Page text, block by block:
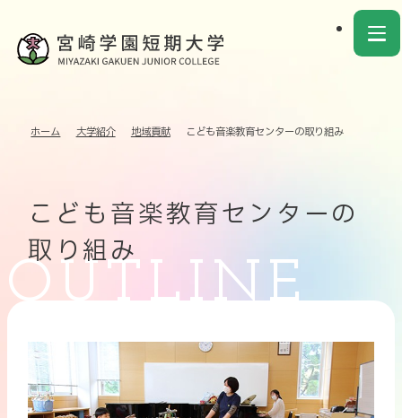
ホーム 大学紹介 地域貢献 こども音楽教育センターの取り組み
こども音楽教育センターの
取り組み